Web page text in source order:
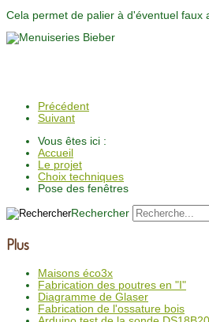
Cela permet de palier à d'éventuel faux
Précédent
Suivant
Vous êtes ici :
Accueil
Le projet
Choix techniques
Pose des fenêtres
Rechercher
Plus
Maisons éco3x
Fabrication des poutres en "I"
Diagramme de Glaser
Fabrication de l'ossature bois